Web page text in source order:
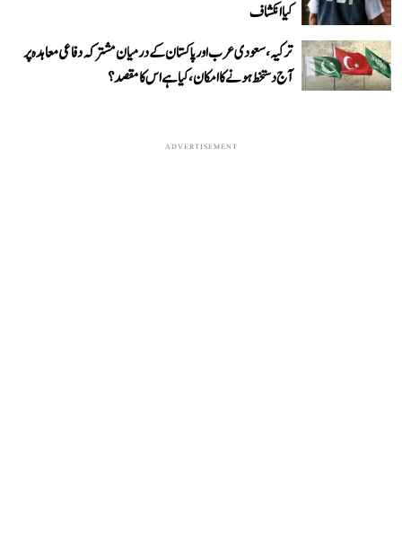
کیا انکشاف
ترکیہ، سعودی عرب اور پاکستان کے درمیان مشترکہ دفاعی معاہدہ پر
آج دستخط ہونے کا امکان، کیا ہے اس کا مقصد؟
ADVERTISEMENT